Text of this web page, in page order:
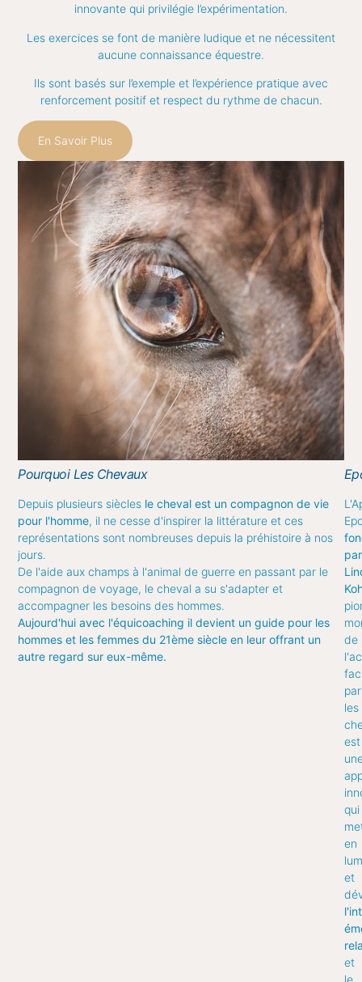
innovante qui privilégie l’expérimentation.
Les exercices se font de manière ludique et ne nécessitent
aucune connaissance équestre.
Ils sont basés sur l’exemple et l’expérience pratique avec
renforcement positif et respect du rythme de chacun.
En Savoir Plus
Pourquoi Les Chevaux
Depuis plusieurs siècles le cheval est un compagnon de vie
pour l'homme, il ne cesse d'inspirer la littérature et ces
représentations sont nombreuses depuis la préhistoire à nos
jours.
De l'aide aux champs à l'animal de guerre en passant par le
compagnon de voyage, le cheval a su s'adapter et
accompagner les besoins des hommes.
Aujourd'hui avec l'équicoaching il devient un guide pour les
hommes et les femmes du 21ème siècle en leur offrant un
autre regard sur eux-même.
par
de
par
les
est
qui
en
et
et
le